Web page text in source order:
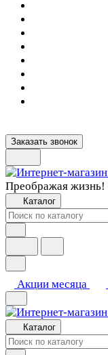
Заказать звонок
Преображая жизнь!
Каталог
Акции месяца
Каталог